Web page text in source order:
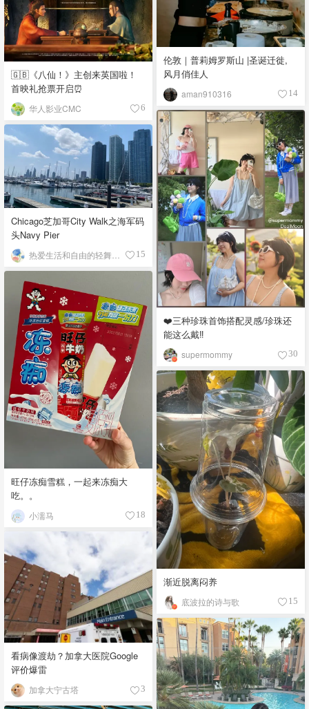
🇬🇧《八仙！》主创来英国啦！
首映礼抢票开启⏰
华人影业CMC 6
伦敦｜普莉姆罗斯山 |圣诞迁徙,
风月俏佳人
aman910316 14
❤️三种珍珠首饰搭配灵感/珍珠还
能这么戴‼️
supermommy 30
Chicago芝加哥City Walk之海军码
头Navy Pier
15
旺仔冻痴雪糕，一起来冻痴大
吃。。
小濡马 18
渐近脱离闷养
底波拉的诗与歌 15
看病像渡劫？加拿大医院Google
评价爆雷
加拿大宁古塔 3